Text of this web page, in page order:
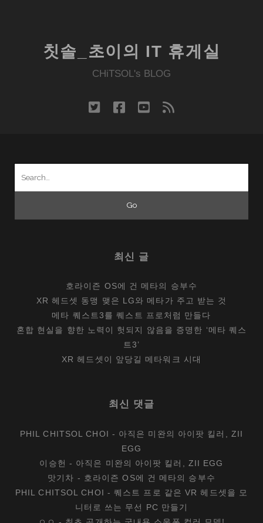
칫솔_초이의 IT 휴게실
CHiTSOL's BLOG
twitterfacebook
youtube
rss
최신 글
호라이즌 OS에 건 메타의 승부수
XR 헤드셋 동맹 맺은 LG와 메타가 주고 받는 것
메타 퀘스트3를 퀘스트 프로처럼 만들다
혼합 현실을 향한 노력이 헛되지 않음을 증명한 ‘메타 퀘스
트3’
XR 헤드셋이 앞당길 메타워크 시대
최신 댓글
PHIL CHITSOL CHOI - 아직은 미완의 아이팟 킬러, ZII
EGG
이승헌 - 아직은 미완의 아이팟 킬러, ZII EGG
맛기차 - 호라이즌 OS에 건 메타의 승부수
PHIL CHITSOL CHOI -퀘스트 프로 같은 VR 헤드셋을 모
니터로 쓰는 무선 PC 만들기